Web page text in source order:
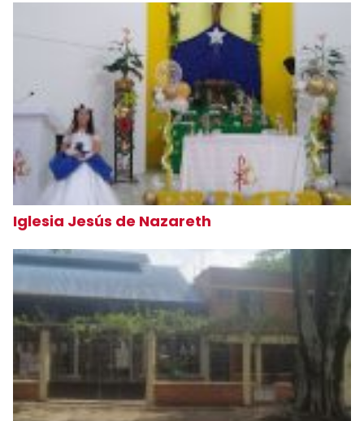
Iglesia Jesús de Nazareth